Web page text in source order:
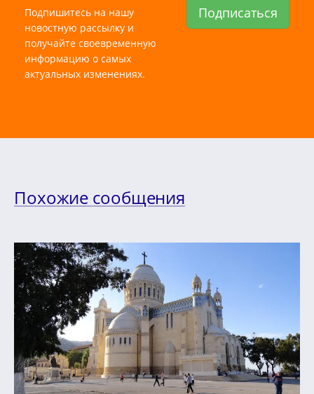
Подпишитесь на нашу
новостную рассылку и
получайте своевременную
информацию о самых
актуальных изменениях.
Подписаться
Похожие сообщения